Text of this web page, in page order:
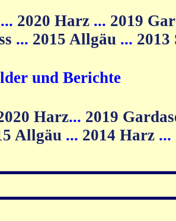
... 2020 Harz ... 2019
... 2015 Allgäu ... 2013
und Berichte
Harz... 2019
Allgäu ... 2014 Harz ...